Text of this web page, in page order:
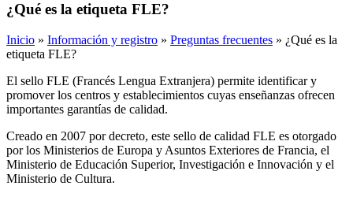
¿Qué es la etiqueta FLE?
Inicio » Información y registro » Preguntas frecuentes » ¿Qué es la
etiqueta FLE?
El sello FLE (Francés Lengua Extranjera) permite identificar y
promover los centros y establecimientos cuyas enseñanzas ofrecen
importantes garantías de calidad.
Creado en 2007 por decreto, este sello de calidad FLE es otorgado
por los Ministerios de Europa y Asuntos Exteriores de Francia, el
Ministerio de Educación Superior, Investigación e Innovación y el
Ministerio de Cultura.